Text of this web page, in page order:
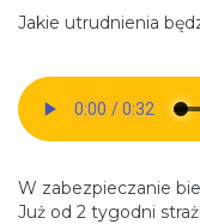
Jakie utrudnienia
W zabezpieczanie
Już od 2 tygodni